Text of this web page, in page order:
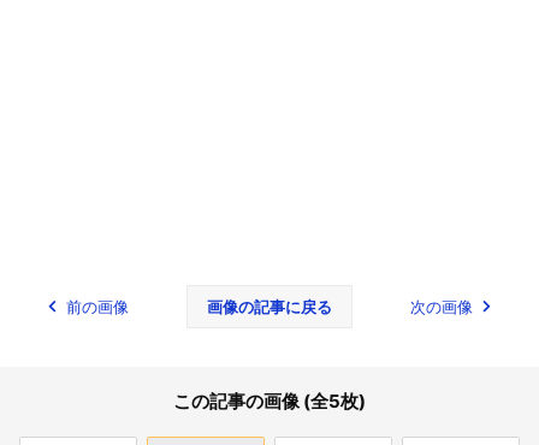
前の画像 画像の記事に戻る 次の画像
この記事の画像 (全5枚)